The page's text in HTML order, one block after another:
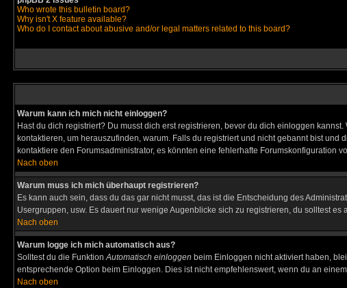
Who wrote this bulletin board?
Why isn't X feature available?
Who do I contact about abusive and/or legal matters related to this board?
Warum kann ich mich nicht einloggen?
Hast du dich registriert? Du musst dich erst registrieren, bevor du dich einloggen
kontaktieren, um herauszufinden, warum. Falls du registriert und nicht gebannt bist
kontaktiere den Forumsadministrator, es könnten eine fehlerhafte Forumskonfiguration
Nach oben
Warum muss ich mich überhaupt registrieren?
Es kann auch sein, dass du das gar nicht musst, das ist die Entscheidung des
Usergruppen, usw. Es dauert nur wenige Augenblicke sich zu registrieren, du solltest es
Nach oben
Warum logge ich mich automatisch aus?
Solltest du die FunktionAutomatisch einloggen beim Einloggen nicht aktiviert haben,
entsprechende Option beim Einloggen. Dies ist nicht empfehlenswert, wenn du an
Nach oben